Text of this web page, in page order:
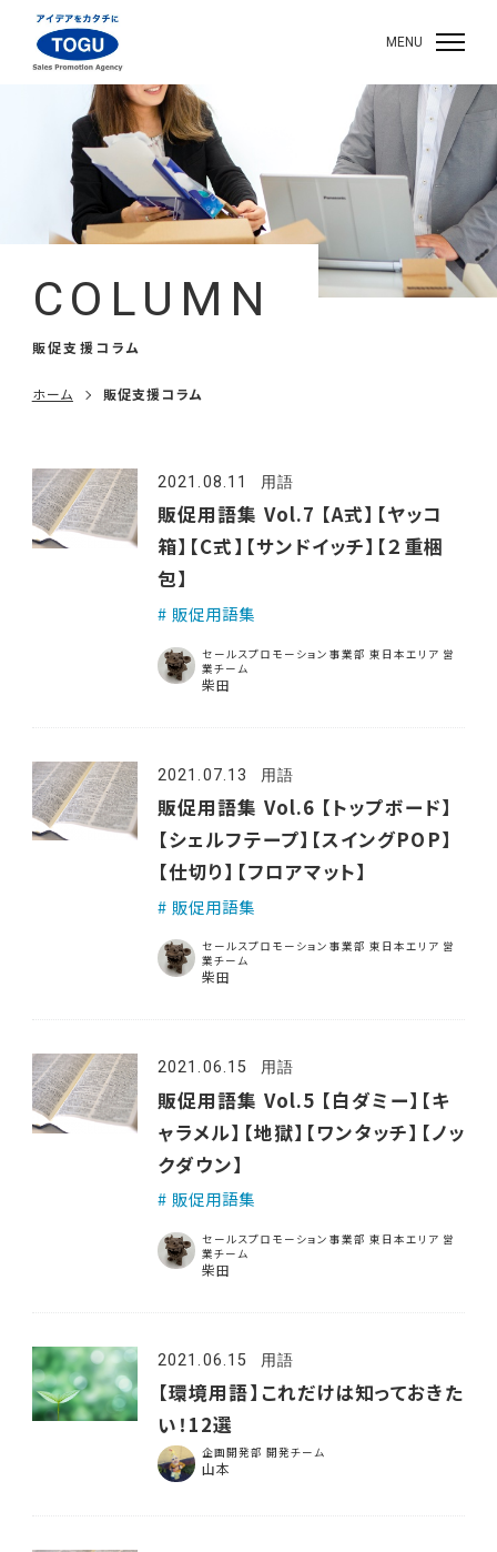
MENU
COLUMN
販促支援コラム
ホーム 販促支援コラム
2021.08.11 用語
販促用語集 Vol.7 【A式】【ヤッコ
箱】【C式】【サンドイッチ】【２重梱
包】
販促用語集
セールスプロモーション事業部 東日本エリア 営
業チーム
柴田
2021.07.13 用語
販促用語集 Vol.6 【トップボード】
【シェルフテープ】【スイングPOP】
【仕切り】【フロアマット】
販促用語集
セールスプロモーション事業部 東日本エリア 営
業チーム
柴田
2021.06.15 用語
販促用語集 Vol.5 【白ダミー】【キ
ャラメル】【地獄】【ワンタッチ】【ノッ
クダウン】
販促用語集
セールスプロモーション事業部 東日本エリア 営
業チーム
柴田
2021.06.15 用語
【環境用語】これだけは知っておきた
い！12選
企画開発部 開発チーム
山本